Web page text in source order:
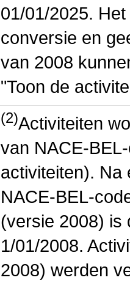
01/01/2025.
conversie en
van 2008
"Toon de
(2)Activiteiten
van NACE-
activiteiten). Na
NACE-BEL-
(versie 2008) is
1/01/2008.
2008) werden